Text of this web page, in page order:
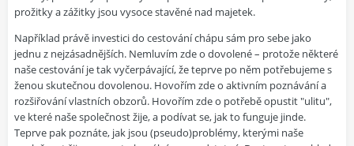
prožitky a zážitky jsou vysoce stavěné nad majetek.
Například právě investici do cestování chápu sám pro sebe jako
jednu z nejzásadnějších. Nemluvím zde o dovolené – protože některé
naše cestování je tak vyčerpávající, že teprve po něm potřebujeme s
ženou skutečnou dovolenou. Hovořím zde o aktivním poznávání a
rozšiřování vlastních obzorů. Hovořím zde o potřebě opustit "ulitu",
ve které naše společnost žije, a podívat se, jak to funguje jinde.
Teprve pak poznáte, jak jsou (pseudo)problémy, kterými naše